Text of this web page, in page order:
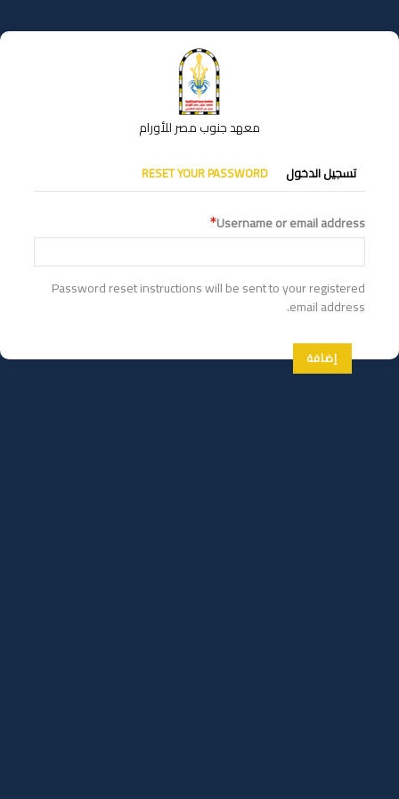
إلى
المحتوى
معهد جنوب مصر للأورام
التبويبات
الأساسية
تسجيل الدخول RESET YOUR PASSWORD
Username or email address
Password reset instructions will be sent to your registered
email address.